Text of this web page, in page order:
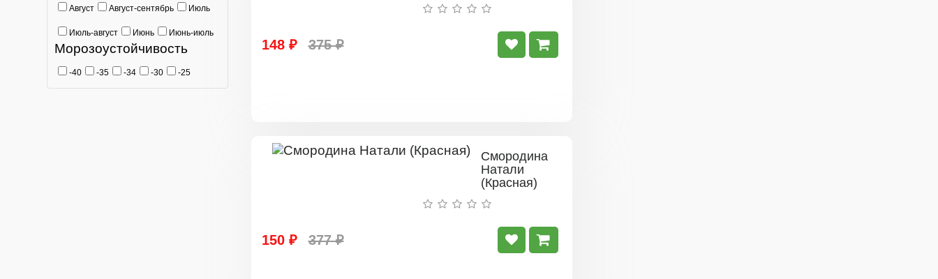
Август Август-сентябрь Июль
Июль-август Июнь Июнь-июль
Морозоустойчивость
-40 -35 -34 -30 -25
148 ₽ 375 ₽
Смородина
Натали
(Красная)
150 ₽ 377 ₽